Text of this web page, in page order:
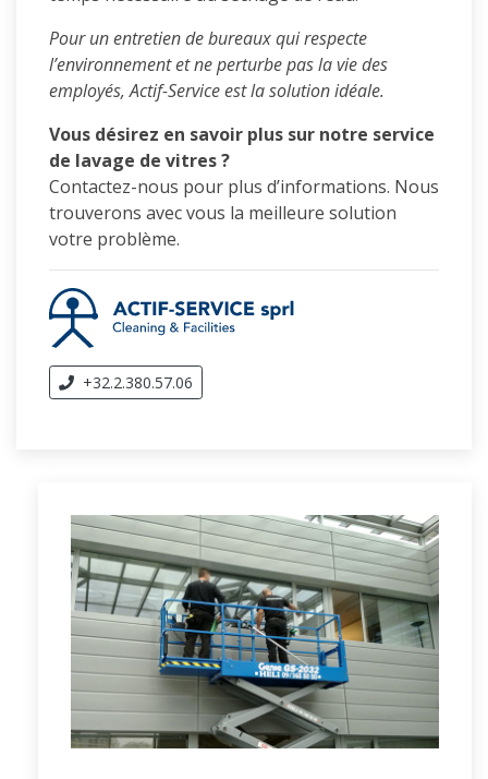
Pour un entretien de bureaux qui respecte
l’environnement et ne perturbe pas la vie des
employés, Actif-Service est la solution idéale.
Vous désirez en savoir plus sur notre service
de lavage de vitres ?
Contactez-nous pour plus d’informations. Nous
trouverons avec vous la meilleure solution
votre problème.
+32.2.380.57.06